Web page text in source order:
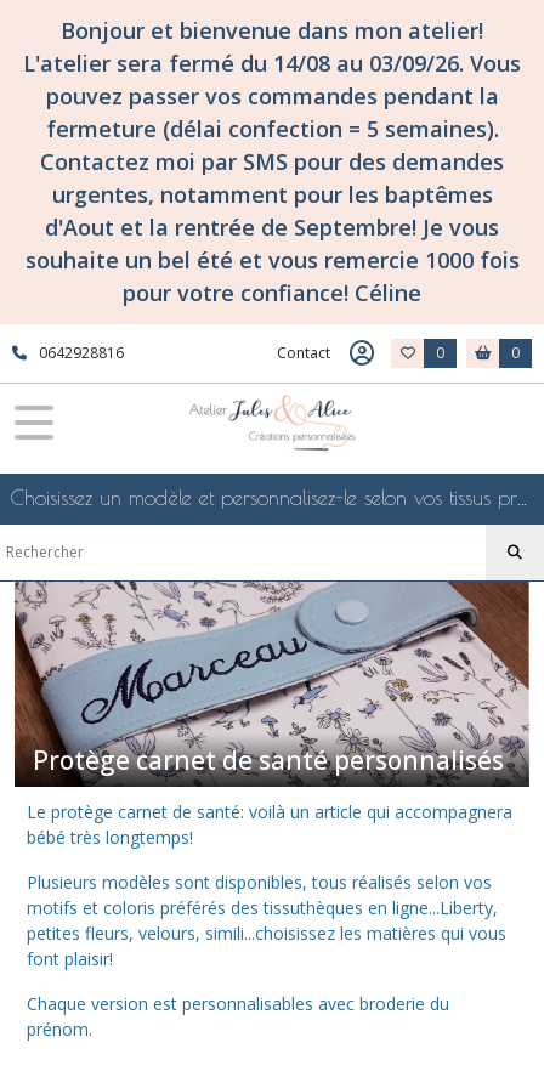
Bonjour et bienvenue dans mon atelier!
L'atelier sera fermé du 14/08 au 03/09/26. Vous
pouvez passer vos commandes pendant la
fermeture (délai confection = 5 semaines).
Contactez moi par SMS pour des demandes
urgentes, notamment pour les baptêmes
d'Aout et la rentrée de Septembre! Je vous
souhaite un bel été et vous remercie 1000 fois
pour votre confiance! Céline
0642928816 Contact 0 0
Choisissez un modèle et personnalisez-le selon vos tissus préférés de mes collections en ligne, je le confectionnerai selon vos souhaits
Protège carnet de santé personnalisés
Le protège carnet de santé: voilà un article qui accompagnera
bébé très longtemps!
Plusieurs modèles sont disponibles, tous réalisés selon vos
motifs et coloris préférés des tissuthèques en ligne...Liberty,
petites fleurs, velours, simili...choisissez les matières qui vous
font plaisir!
Chaque version est personnalisables avec broderie du
prénom.
Fermer
FILTRES
Tous
produits
confections
surmesure
et
personnalisées
enfants
(petits
et
grands!)...
Protège
santé
personnalisés
Langes
et
Bavoirs
(6)
capes
et
de
bain
personnalisées
Couvertures
pour